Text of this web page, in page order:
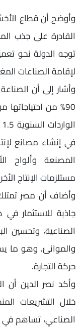
وأوضح أن قطاع
القادرة على جذب
توجه الدولة نحو
لإقامة الصناعات
وأشار إلى أن
90% من
في إنشاء مصانع
المصنعة وألواح
مستلزمات الإنتاج
وأضاف أن مصر
جاذبة للاستثمار
الصناعية، وتحسين
والموانئ، وهو ما
حركة التجارة.
وأكد نصر الدين أن
خلال التشريعات
الصناعي، تساهم